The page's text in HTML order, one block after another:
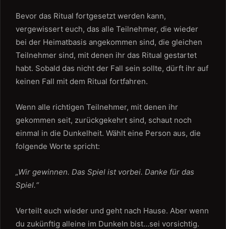
Bevor das Ritual fortgesetzt werden kann,
vergewissert euch, das alle Teilnehmer, die wieder
bei der Heimatbasis angekommen sind, die gleichen
Teilnehmer sind, mit denen ihr das Ritual gestartet
habt. Sobald das nicht der Fall sein sollte, dürft ihr auf
keinen Fall mit dem Ritual fortfahren.
Wenn alle richtigen Teilnehmer, mit denen ihr
gekommen seit, zurückgekehrt sind, schaut noch
einmal in die Dunkelheit. Wählt eine Person aus, die
folgende Worte spricht:
„Wir gewinnen. Das Spiel ist vorbei. Danke für das
Spiel.“
Verteilt euch wieder und geht nach Hause. Aber wenn
du zukünftig alleine im Dunkeln bist…sei vorsichtig.